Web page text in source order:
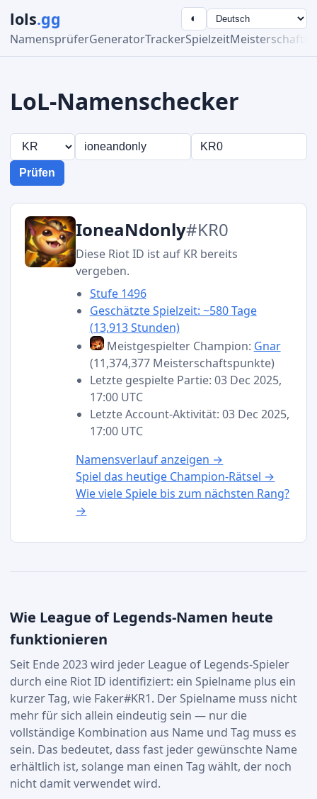
lols.gg
NamensprüferGeneratorTrackerSpielzeitMeisterschaft
◐
LoL-Namenschecker
Prüfen
IoneaNdonly#KR0
Diese Riot ID ist auf KR bereits
vergeben.
Stufe 1496
Geschätzte Spielzeit: ~580 Tage
(13,913 Stunden)
Meistgespielter Champion: Gnar
(11,374,377 Meisterschaftspunkte)
Letzte gespielte Partie: 03 Dec 2025,
17:00 UTC
Letzte Account-Aktivität: 03 Dec 2025,
17:00 UTC
Namensverlauf anzeigen →
Spiel das heutige Champion-Rätsel →
Wie viele Spiele bis zum nächsten Rang?
→
Wie League of Legends-Namen heute
funktionieren
Seit Ende 2023 wird jeder League of Legends-Spieler
durch eine Riot ID identifiziert: ein Spielname plus ein
kurzer Tag, wie Faker#KR1. Der Spielname muss nicht
mehr für sich allein eindeutig sein — nur die
vollständige Kombination aus Name und Tag muss es
sein. Das bedeutet, dass fast jeder gewünschte Name
erhältlich ist, solange man einen Tag wählt, der noch
nicht damit verwendet wird.